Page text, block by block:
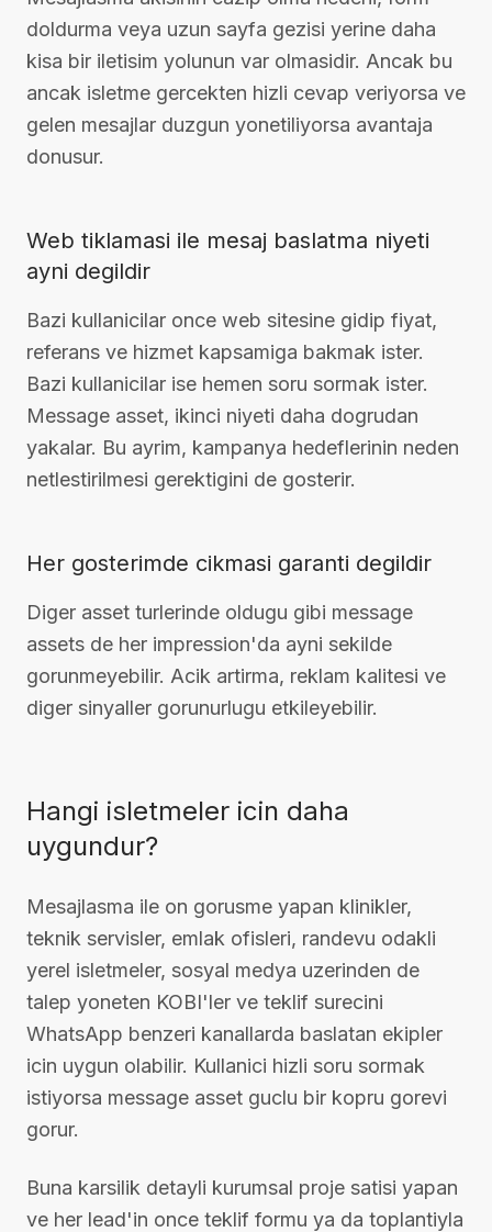
doldurma veya uzun sayfa gezisi yerine daha
kisa bir iletisim yolunun var olmasidir. Ancak bu
ancak isletme gercekten hizli cevap veriyorsa ve
gelen mesajlar duzgun yonetiliyorsa avantaja
donusur.
Web tiklamasi ile mesaj baslatma niyeti
ayni degildir
Bazi kullanicilar once web sitesine gidip fiyat,
referans ve hizmet kapsamiga bakmak ister.
Bazi kullanicilar ise hemen soru sormak ister.
Message asset, ikinci niyeti daha dogrudan
yakalar. Bu ayrim, kampanya hedeflerinin neden
netlestirilmesi gerektigini de gosterir.
Her gosterimde cikmasi garanti degildir
Diger asset turlerinde oldugu gibi message
assets de her impression'da ayni sekilde
gorunmeyebilir. Acik artirma, reklam kalitesi ve
diger sinyaller gorunurlugu etkileyebilir.
Hangi isletmeler icin daha
uygundur?
Mesajlasma ile on gorusme yapan klinikler,
teknik servisler, emlak ofisleri, randevu odakli
yerel isletmeler, sosyal medya uzerinden de
talep yoneten KOBI'ler ve teklif surecini
WhatsApp benzeri kanallarda baslatan ekipler
icin uygun olabilir. Kullanici hizli soru sormak
istiyorsa message asset guclu bir kopru gorevi
gorur.
Buna karsilik detayli kurumsal proje satisi yapan
ve her lead'in once teklif formu ya da toplantiyla